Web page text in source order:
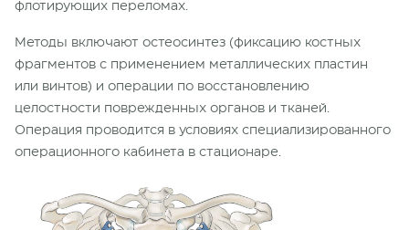
флотирующих переломах.
Методы включают остеосинтез (фиксацию костных
фрагментов с применением металлических пластин
или винтов) и операции по восстановлению
целостности поврежденных органов и тканей.
Операция проводится в условиях специализированного
операционного кабинета в стационаре.